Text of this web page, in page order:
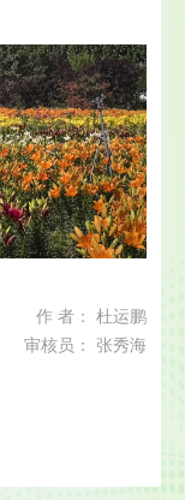
作 者： 杜运鹏
审核员： 张秀海